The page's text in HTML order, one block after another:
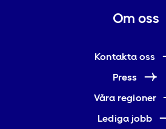
Om oss
Kontakta oss
Press
Våra regioner
Lediga jobb